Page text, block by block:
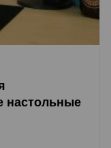
настольные